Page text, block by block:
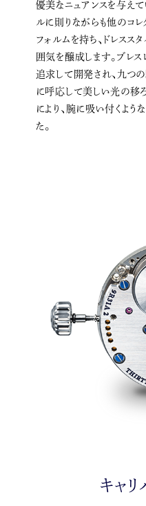
優美なニュアンスを与えて
ルに則りながらも他のコ
フォルムを持ち、ドレスス
囲気を醸成します。ブレス
追求して開発され、九つ
に呼応して美しい光の移
により、腕に吸い付くよ
た。
キャ